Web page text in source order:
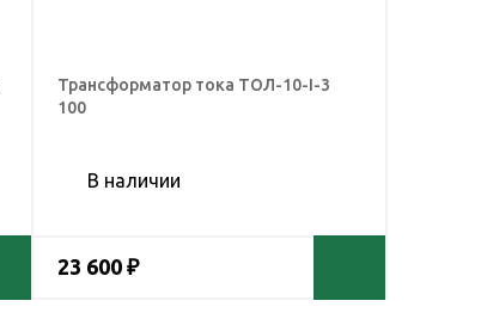
Трансформатор тока ТОЛ-10-I-3
100
В наличии
23 600 ₽